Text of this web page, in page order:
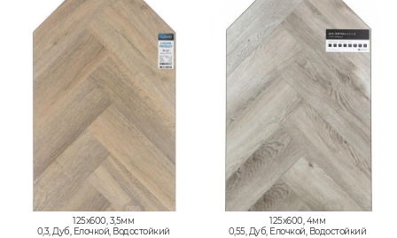
125x600, 3,5мм
0,3, Дуб, Елочкой, Водостойкий
125x600, 4мм
0,55, Дуб, Елочкой, Водостойкий